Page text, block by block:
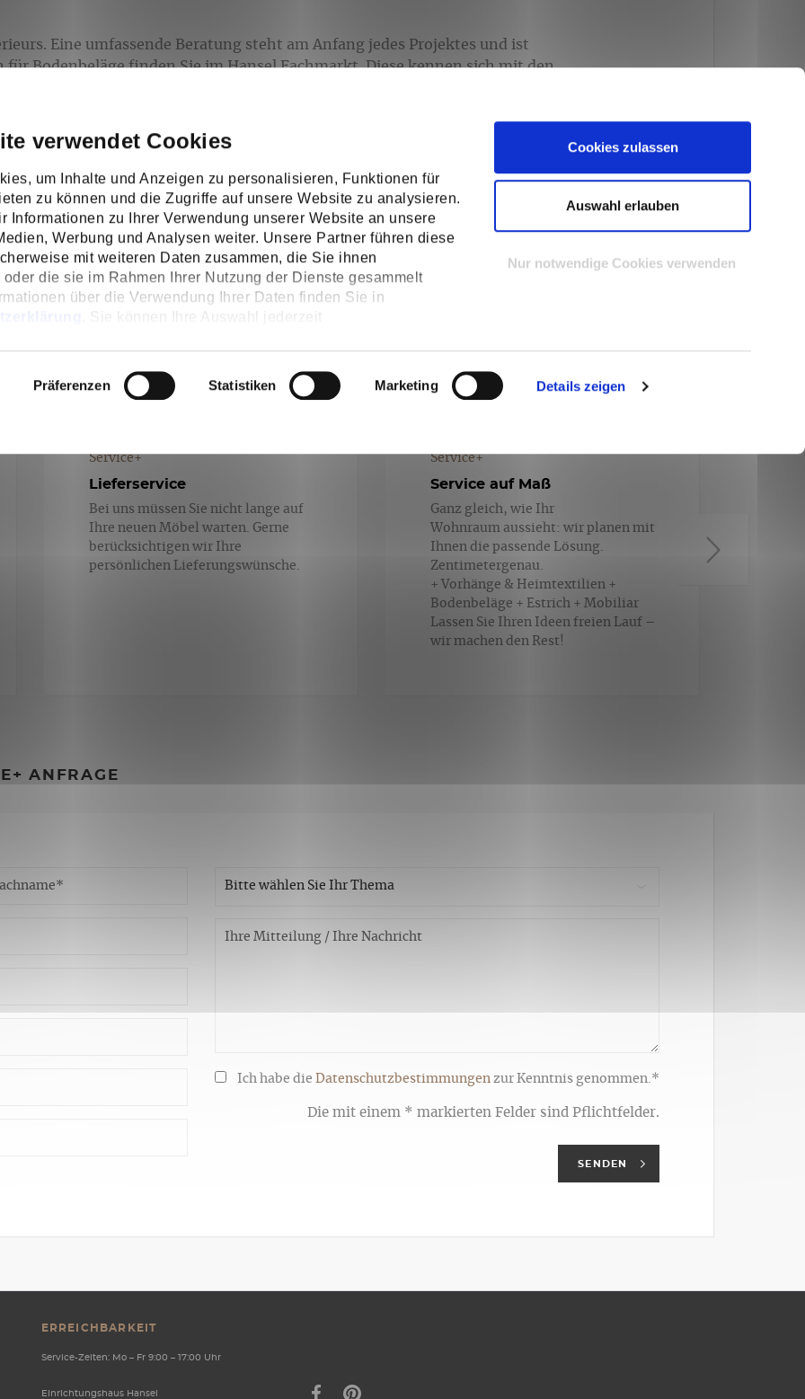
verwendet Cookies
um Inhalte und Anzeigen zu personalisieren, Funktionen für
zu können und die Zugriffe auf unsere Website zu analysieren.
Informationen zu Ihrer Verwendung unserer Website an unsere
Werbung und Analysen weiter. Unsere Partner führen diese
mit weiteren Daten zusammen, die Sie ihnen
die sie im Rahmen Ihrer Nutzung der Dienste gesammelt
über die Verwendung Ihrer Daten finden Sie in
Präferenzen Statistiken Marketing Details zeigen
Cookies zulassen
Auswahl erlauben
Nur notwendige Cookies verwenden
Eine umfassende Beratung steht am Anfang jedes Projektes und ist
Bodenbeläge finden Sie im Hansel Fachmarkt. Diese kennen sich mit den
und Großprojekten, vom Parkett über Fliesen bis zum Korkbelag.
Service+
Lieferservice
Bei uns müssen Sie nicht lange auf
Ihre neuen Möbel warten. Gerne
berücksichtigen wir Ihre
persönlichen Lieferungswünsche.
Service+
Service auf Maß
Ganz gleich, wie Ihr
Wohnraum aussieht: wir planen mit
Ihnen die passende Lösung.
Zentimetergenau.
+ Vorhänge & Heimtextilien +
Bodenbeläge + Estrich + Mobiliar
Lassen Sie Ihren Ideen freien Lauf –
wir machen den Rest!
ANFRAGE
Bitte wählen Sie Ihr Thema
Ich habe die Datenschutzbestimmungen zur Kenntnis genommen.*
Die mit einem * markierten Felder sind Pflichtfelder.
SENDEN
ERREICHBARKEIT
Service-Zeiten: Mo – Fr 9:00 – 17:00 Uhr
Einrichtungshaus Hansel